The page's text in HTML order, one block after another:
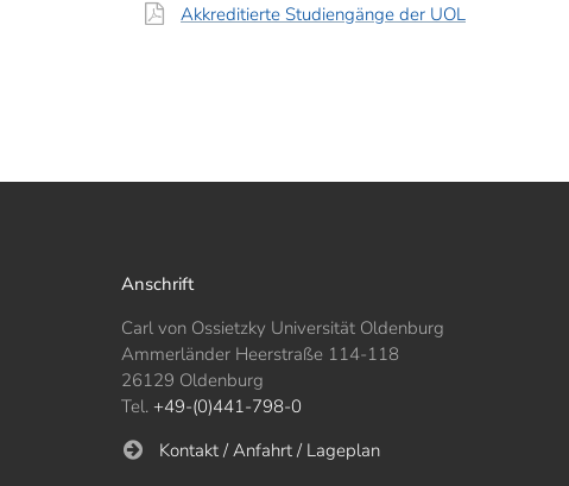
Akkreditierte Studiengänge der UOL
Anschrift
Carl von Ossietzky Universität Oldenburg
Ammerländer Heerstraße 114-118
26129 Oldenburg
Tel. +49-(0)441-798-0
Kontakt / Anfahrt / Lageplan